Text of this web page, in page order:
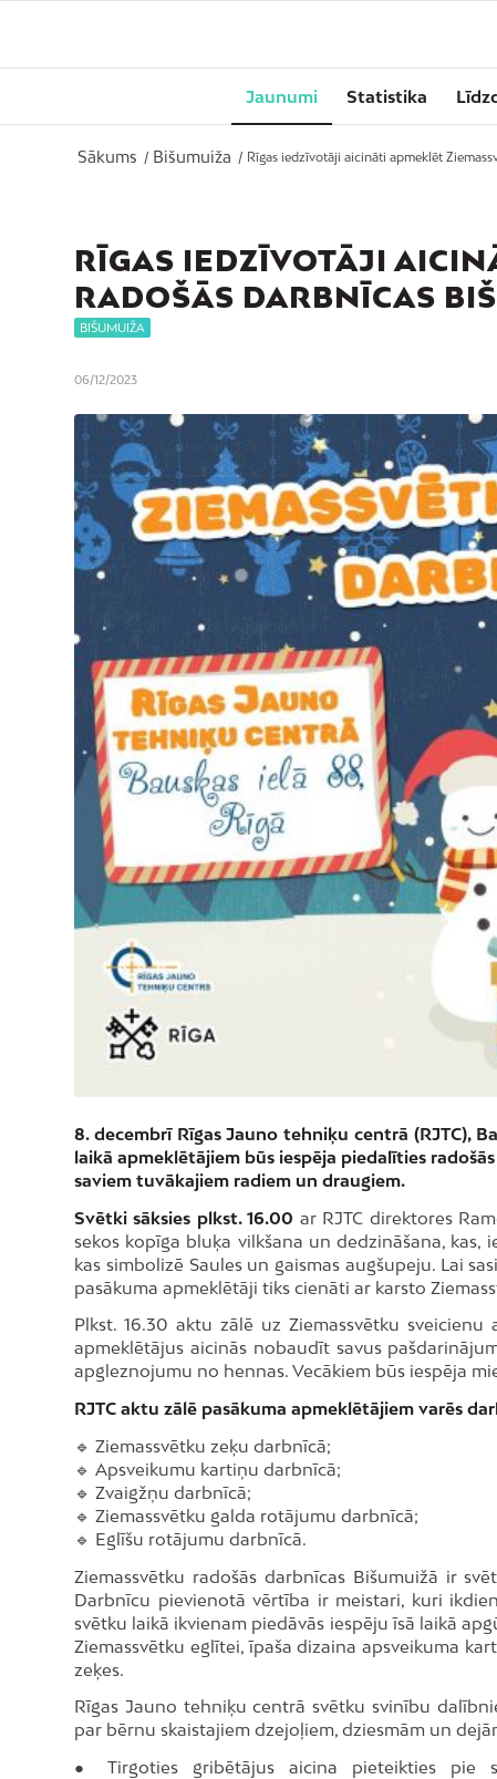
Jaunumi Statistika
Sākums / Bišumuiža / Rīgas iedzīvotāji aicināti apmeklēt
RĪGAS IEDZĪVOTĀJI
RADOŠĀS DARBNĪCAS
BIŠUMUIŽA
06/12/2023
8. decembrī Rīgas Jauno tehniķu centrā (RJTC),
laikā apmeklētājiem būs iespēja piedalīties
saviem tuvākajiem radiem un draugiem.
Svētki sāksies plkst. 16.00 ar RJTC direktores
sekos kopīga bluķa vilkšana un dedzināšana, kas,
kas simbolizē Saules un gaismas augšupeju. Lai
pasākuma apmeklētāji tiks cienāti ar karsto
Plkst. 16.30 aktu zālē uz Ziemassvētku
apmeklētājus aicinās nobaudīt savus
apgleznojumu no hennas. Vecākiem būs iespēja
RJTC aktu zālē pasākuma apmeklētājiem varēs
🔹 Ziemassvētku zeķu darbnīcā;
🔹 Apsveikumu kartiņu darbnīcā;
🔹 Zvaigžņu darbnīcā;
🔹 Ziemassvētku galda rotājumu darbnīcā;
🔹 Eglīšu rotājumu darbnīcā.
Ziemassvētku radošās darbnīcas Bišumuižā ir
Darbnīcu pievienotā vērtība ir meistari, kuri
svētku laikā ikvienam piedāvās iespēju īsā laikā
Ziemassvētku eglītei, īpaša dizaina apsveikuma
zeķes.
Rīgas Jauno tehniķu centrā svētku svinību
par bērnu skaistajiem dzejoļiem, dziesmām un
● Tirgoties gribētājus aicina pieteikties pie